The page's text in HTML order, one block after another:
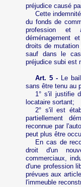
préjudice causé
Cette
du fonds de
profession et
déménagement
droits de
sauf dans le
préjudice subi est
Art. 5 -Le
sans être tenu au
1° s'il justifie
locataire sortant;
2° s'il est
partiellement
reconnue par
peut plus être
En cas de
droit d'un
commerciaux,
d'une profession
prévues aux
l'immeuble